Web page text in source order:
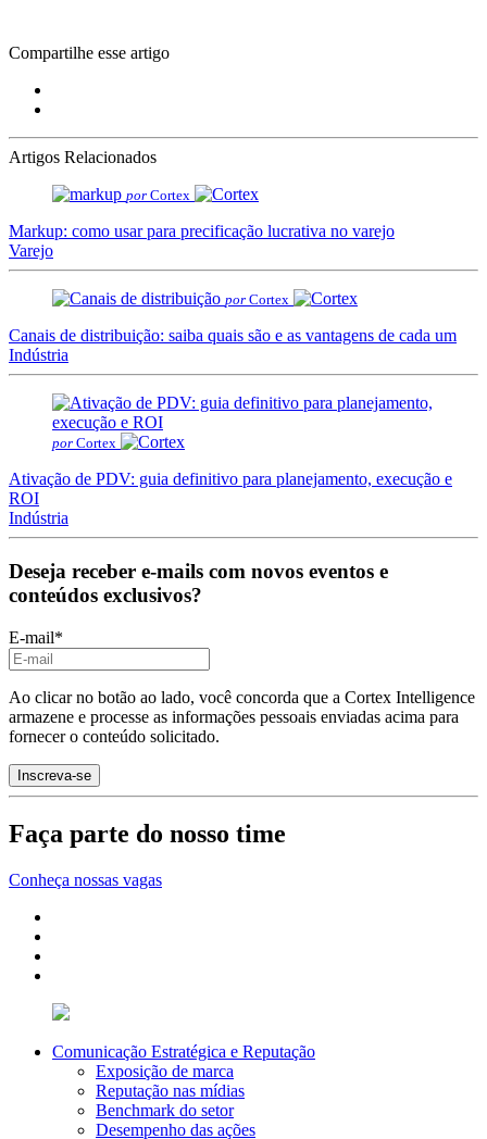
Compartilhe esse artigo
Artigos Relacionados
por Cortex
Markup: como usar para precificação lucrativa no varejo
Varejo
por Cortex
Canais de distribuição: saiba quais são e as vantagens de cada um
Indústria
por Cortex
Ativação de PDV: guia definitivo para planejamento, execução e
ROI
Indústria
Deseja receber e-mails com novos eventos e
conteúdos exclusivos?
E-mail*
Ao clicar no botão ao lado, você concorda que a Cortex Intelligence
armazene e processe as informações pessoais enviadas acima para
fornecer o conteúdo solicitado.
Faça parte do nosso time
Conheça nossas vagas
Comunicação Estratégica e Reputação
Exposição de marca
Reputação nas mídias
Benchmark do setor
Desempenho das ações